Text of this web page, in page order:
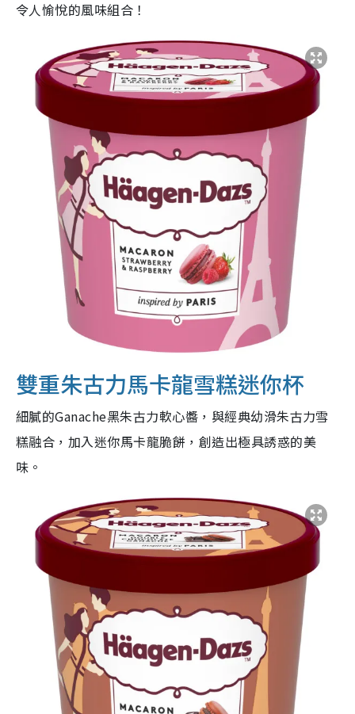
令人愉悅的風味組合！
雙重朱古力馬卡龍雪糕迷你杯
細膩的Ganache黑朱古力軟心醬，與經典幼滑朱古力雪
糕融合，加入迷你馬卡龍脆餅，創造出極具誘惑的美
味。